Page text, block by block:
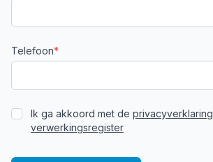
Telefoon*
Ik ga akkoord met de privacyverklaring
verwerkingsregister